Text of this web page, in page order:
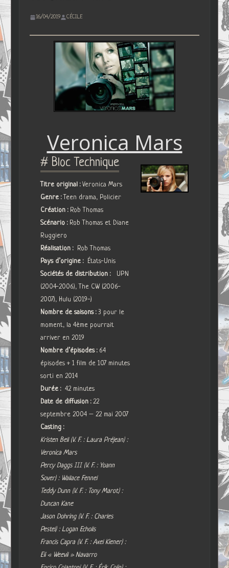
16/04/2019 CÉCILE
Veronica Mars
# Bloc Technique
Titre original :Veronica Mars
Genre : Teen drama, Policier
Création : Rob Thomas
Scénario : Rob Thomas et Diane
Ruggiero
Réalisation : Rob Thomas
Pays d’origine : États-Unis
Sociétés de distribution :
UPN
(2004-2006), The CW (2006-
2007), Hulu (2019-)
Nombre de saisons :3 pour le
moment, la 4ème pourrait
arriver en 2019
Nombre d’épisodes : 64
épisodes + 1 film de 107 minutes
sorti en 2014
Durée :42 minutes
Date de diffusion :22
septembre 2004 – 22 mai 2007
Casting :
Kristen Bell (V. F. : Laura Préjean) :
Veronica Mars
Percy Daggs III (V. F. : Yoann
Sover) : Wallace Fennel
Teddy Dunn (V. F. : Tony Marot) :
Duncan Kane
Jason Dohring (V. F. : Charles
Pestel) : Logan Echolls
Francis Capra (V. F. : Axel Kiener) :
Eli « Weevil » Navarro